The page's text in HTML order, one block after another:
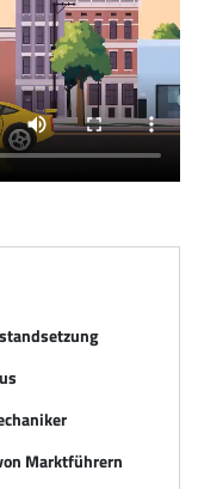
Marktführern